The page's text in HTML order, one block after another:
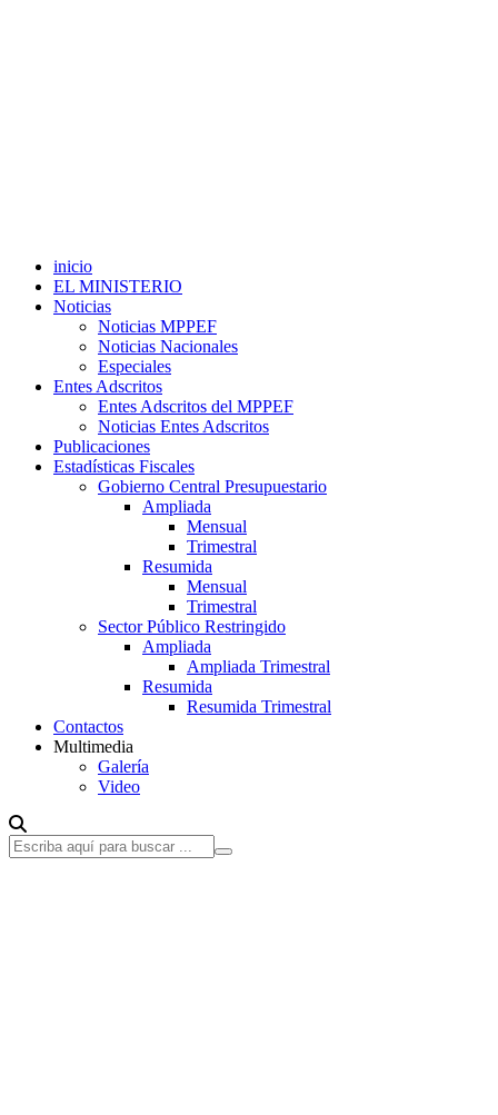
inicio
EL MINISTERIO
Noticias
Noticias MPPEF
Noticias Nacionales
Especiales
Entes Adscritos
Entes Adscritos del MPPEF
Noticias Entes Adscritos
Publicaciones
Estadísticas Fiscales
Gobierno Central Presupuestario
Ampliada
Mensual
Trimestral
Resumida
Mensual
Trimestral
Sector Público Restringido
Ampliada
Ampliada Trimestral
Resumida
Resumida Trimestral
Contactos
Multimedia
Galería
Video